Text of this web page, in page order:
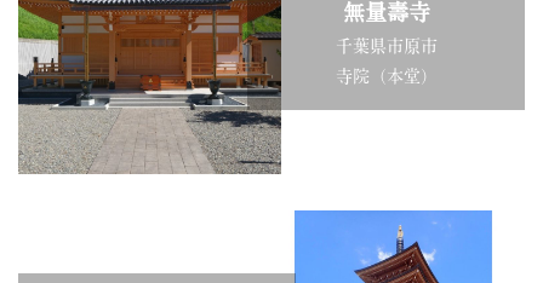
無量壽寺
千葉県市原市
寺院（本堂）